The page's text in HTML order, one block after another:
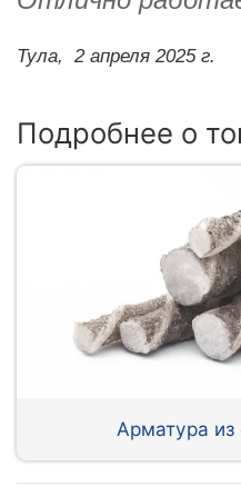
Тула, 2 апреля 2025 г.
Подробнее о
Арматура из